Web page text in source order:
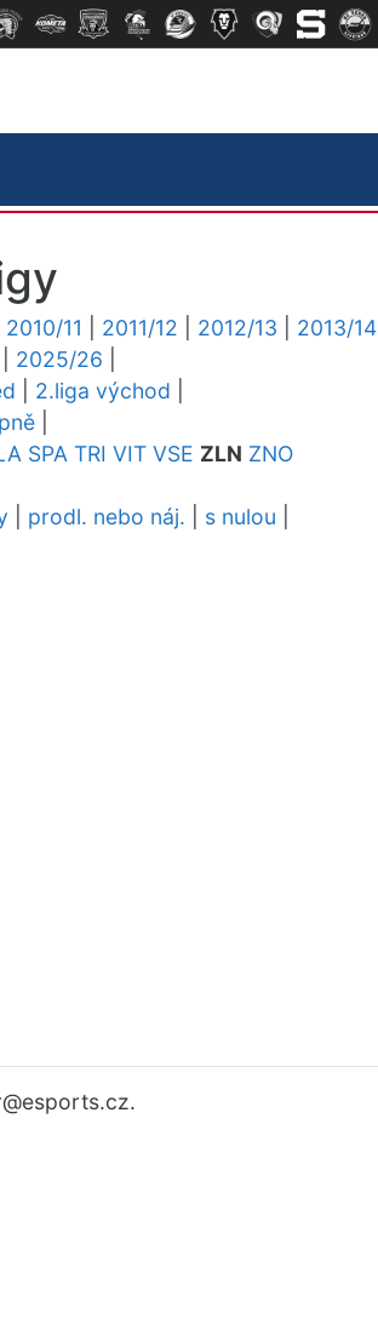
2010/11 2011/12 2012/13 2013/14
2025/26
2.liga východ
SPA TRI VIT VSE ZLN ZNO
prodl. nebo náj. s nulou
@esports.cz.